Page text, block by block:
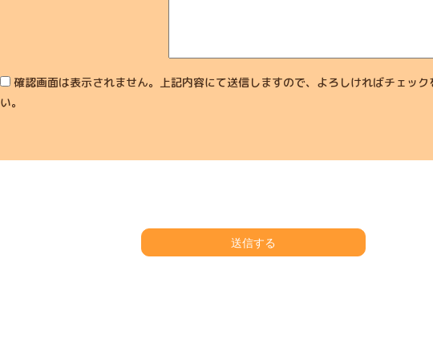
確認画面は表示されません。上記内容にて送信しますので、よろしければチェック
い。